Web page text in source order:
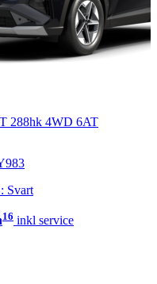
288hk 4WD 6AT
Svart
16 inkl service